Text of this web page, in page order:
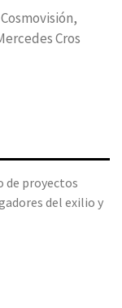
Cros
de proyectos
del exilio y